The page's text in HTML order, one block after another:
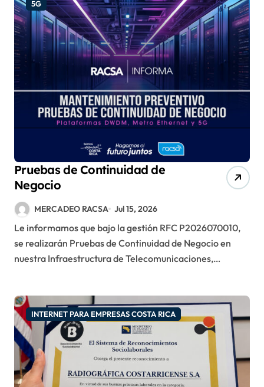
5G
Pruebas de Continuidad de
Negocio
MERCADEO RACSA Jul 15, 2026
Le informamos que bajo la gestión RFC P2026070010,
se realizarán Pruebas de Continuidad de Negocio en
nuestra Infraestructura de Telecomunicaciones,…
INTERNET PARA EMPRESAS COSTA RICA